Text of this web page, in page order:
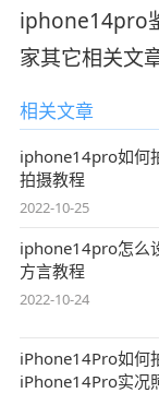
iphone14pro
家其它相关文章
相关文章
iphone14pro如何
拍摄教程
2022-10-25
iphone14pro怎么
方言教程
2022-10-24
iPhone14Pro如何
iPhone14Pro实况